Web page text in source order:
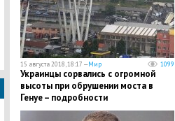
15 августа 2018, 18:17 —Мир 1099
Украинцы сорвались с огромной
высоты при обрушении моста в
Генуе – подробности